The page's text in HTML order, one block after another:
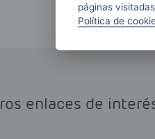
enlaces de
páginas
Política de